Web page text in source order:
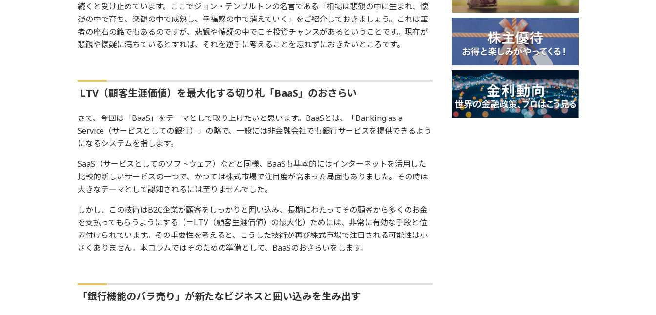
続くと受け止めています。ここでジョン・テンプルトンの名言である「相場は悲観の中に生まれ、懐
疑の中で育ち、楽観の中で成熟し、幸福感の中で消えていく」をご紹介しておきましょう。これは筆
者の座右の銘でもあるのですが、悲観や懐疑の中でこそ投資チャンスがあるということです。現在が
悲観や懐疑に満ちているとすれば、それを逆手に考えることを忘れずにおきたいところです。
LTV（顧客生涯価値）を最大化する切り札「BaaS」のおさらい
さて、今回は「BaaS」をテーマとして取り上げたいと思います。BaaSとは、「Banking as a
Service（サービスとしての銀行）」の略で、一般には非金融会社でも銀行サービスを提供できるよう
になるシステムを指します。
SaaS（サービスとしてのソフトウェア）などと同様、BaaSも基本的にはインターネットを活用した
比較的新しいサービスの一つで、かつては株式市場で注目度が高まった局面もありました。その時は
大きなテーマとして認知されるには至りませんでした。
しかし、この技術はB2C企業が顧客をしっかりと囲い込み、長期にわたってその顧客から多くのお金
を支払ってもらうようにする（＝LTV（顧客生涯価値）の最大化）ためには、非常に有効な手段と位
置付けられています。その重要性を考えると、こうした技術が再び株式市場で注目される可能性は小
さくありません。本コラムではそのための準備として、BaaSのおさらいをします。
「銀行機能のバラ売り」が新たなビジネスと囲い込みを生み出す